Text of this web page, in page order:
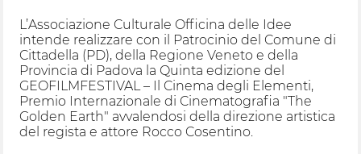
L’Associazione Culturale Officina delle Idee
intende realizzare con il Patrocinio del Comune di
Cittadella (PD), della Regione Veneto e della
Provincia di Padova la Quinta edizione del
GEOFILMFESTIVAL – Il Cinema degli Elementi,
Premio Internazionale di Cinematografia "The
Golden Earth" avvalendosi della direzione artistica
del regista e attore Rocco Cosentino.